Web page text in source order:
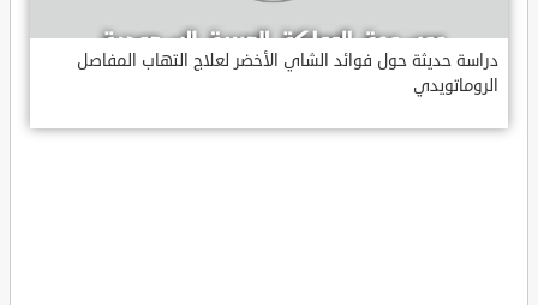
دراسة حديثة حول فوائد الشاي الأخضر لعلاج التهاب المفاصل
الروماتويدي